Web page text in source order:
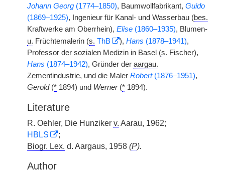
Johann Georg (1774–1850), Baumwollfabrikant, Guido
(1869–1925), Ingenieur für Kanal- und Wasserbau (bes.
Kraftwerke am Oberrhein), Elise (1860–1935), Blumen-
u. Früchtemalerin (s. ThB ), Hans (1878–1941),
Professor der sozialen Medizin in Basel (s. Fischer),
Hans (1874–1942), Gründer der aargau.
Zementindustrie, und die Maler Robert(1876–1951),
Gerold(* 1894) und Werner(* 1894).
Literature
R. Oehler, Die Hunziker v. Aarau, 1962;
HBLS
;
Biogr. Lex. d. Aargaus, 1958 (P).
Author